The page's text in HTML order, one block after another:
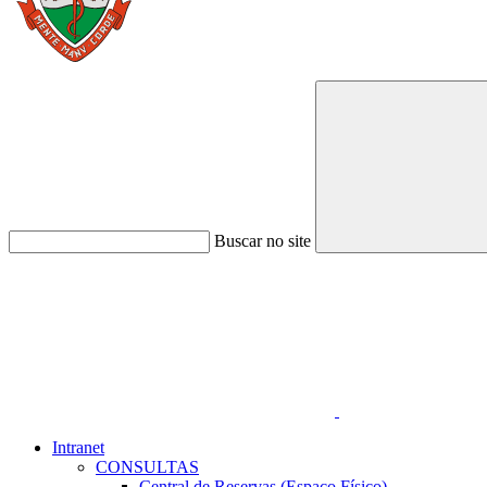
Buscar no site
Intranet
CONSULTAS